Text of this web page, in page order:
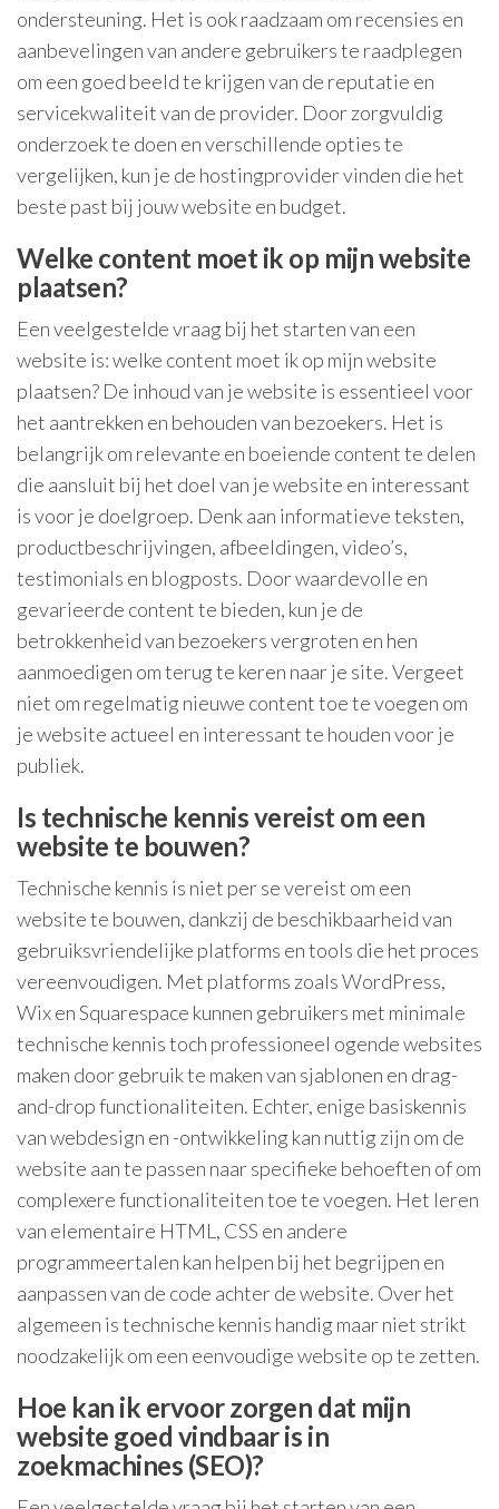
ondersteuning. Het is ook raadzaam om recensies en
aanbevelingen van andere gebruikers te raadplegen
om een goed beeld te krijgen van de reputatie en
servicekwaliteit van de provider. Door zorgvuldig
onderzoek te doen en verschillende opties te
vergelijken, kun je de hostingprovider vinden die het
beste past bij jouw website en budget.
Welke content moet ik op mijn website
plaatsen?
Een veelgestelde vraag bij het starten van een
website is: welke content moet ik op mijn website
plaatsen? De inhoud van je website is essentieel voor
het aantrekken en behouden van bezoekers. Het is
belangrijk om relevante en boeiende content te delen
die aansluit bij het doel van je website en interessant
is voor je doelgroep. Denk aan informatieve teksten,
productbeschrijvingen, afbeeldingen, video’s,
testimonials en blogposts. Door waardevolle en
gevarieerde content te bieden, kun je de
betrokkenheid van bezoekers vergroten en hen
aanmoedigen om terug te keren naar je site. Vergeet
niet om regelmatig nieuwe content toe te voegen om
je website actueel en interessant te houden voor je
publiek.
Is technische kennis vereist om een
website te bouwen?
Technische kennis is niet per se vereist om een
website te bouwen, dankzij de beschikbaarheid van
gebruiksvriendelijke platforms en tools die het proces
vereenvoudigen. Met platforms zoals WordPress,
Wix en Squarespace kunnen gebruikers met minimale
technische kennis toch professioneel ogende websites
maken door gebruik te maken van sjablonen en drag-
and-drop functionaliteiten. Echter, enige basiskennis
van webdesign en -ontwikkeling kan nuttig zijn om de
website aan te passen naar specifieke behoeften of om
complexere functionaliteiten toe te voegen. Het leren
van elementaire HTML, CSS en andere
programmeertalen kan helpen bij het begrijpen en
aanpassen van de code achter de website. Over het
algemeen is technische kennis handig maar niet strikt
noodzakelijk om een eenvoudige website op te zetten.
Hoe kan ik ervoor zorgen dat mijn
website goed vindbaar is in
zoekmachines (SEO)?